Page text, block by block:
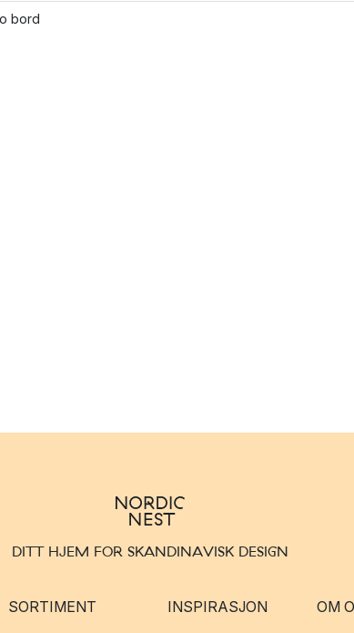
bord
DITT HJEM FOR SKANDINAVISK DESIGN
SORTIMENT INSPIRASJON OM